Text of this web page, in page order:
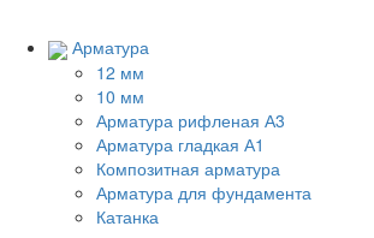
Арматура
12 мм
10 мм
Арматура рифленая А3
Арматура гладкая А1
Композитная арматура
Арматура для фундамента
Катанка